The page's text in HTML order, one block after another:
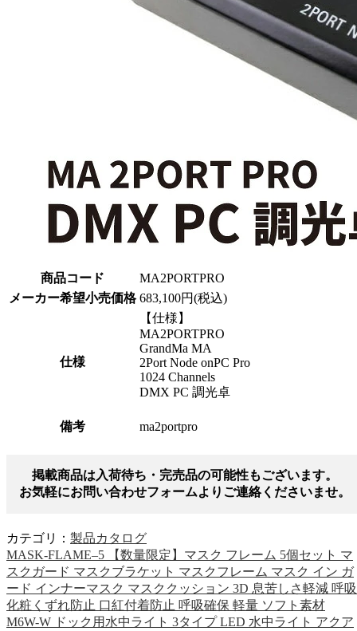
商品コード
MA2PORTPRO
メーカー希望小売価格 683,100円(税込)
仕様
【仕様】
MA2PORTPRO
GrandMa MA
2Port Node onPC Pro
1024 Channels
DMX PC 調光卓
備考 ma2portpro
掲載商品は入荷待ち・完売品の可能性もございます。
お気軽にお問い合わせフォームよりご連絡くださいませ。
カテゴリ： 製品カタログ
MASK-FLAME–5 【数量限定】マスク フレーム 5個セット マ
スクガード マスクブラケット マスクフレーム マスク イン ガ
ード インナーマスク マスククッション 3D 息苦しさ軽減 呼吸
化粧くずれ防止 口紅付着防止 呼吸確保 軽量 ソフト素材
M6W-W ドック用水中ライト 3タイプ LED 水中ライト アクア